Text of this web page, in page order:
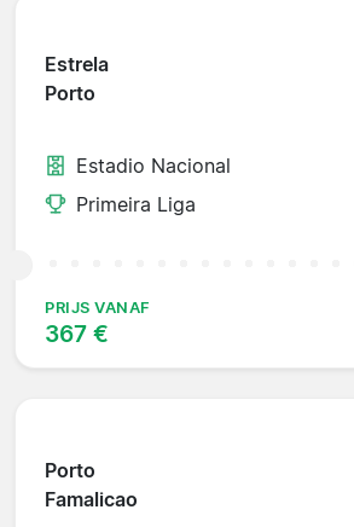
Estrela
Porto
Estadio Nacional
Primeira Liga
PRIJS VANAF
367 €
Porto
Famalicao